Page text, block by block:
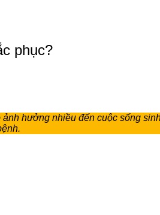
phục?
hưởng nhiều đến cuộc sống